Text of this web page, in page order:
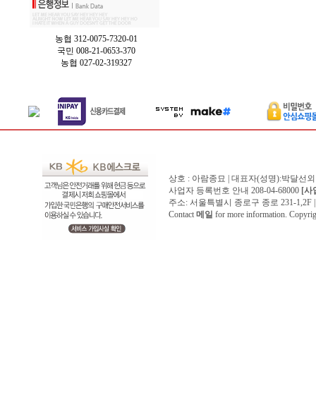
농협 312-0075-7320-01
국민 008-21-0653-370
농협 027-02-319327
상호 : 아람종묘 | 대표자(성명):박달선
사업자 등록번호 안내 208-04-68000 [사
주소: 서울특별시 종로구 종로 231-1,2F
Contact 메일 for more information.